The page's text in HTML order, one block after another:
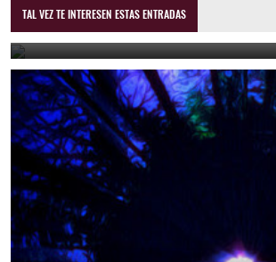
TAL VEZ TE INTERESEN ESTAS ENTRADAS
Mr.BenDidThat - “Outside Tonight”
January 12, 2026